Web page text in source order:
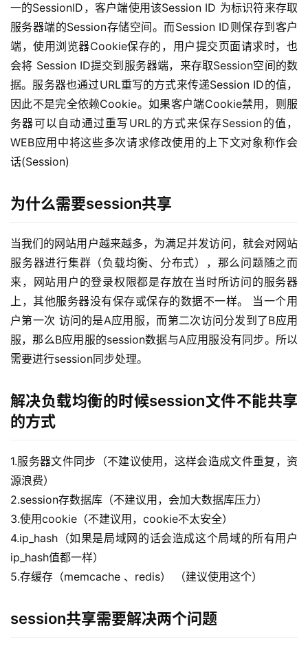
一的SessionID，客户端使用该Session ID 为标识符来存取
服务器端的Session存储空间。而Session ID则保存到客户
端，使用浏览器Cookie保存的，用户提交页面请求时，也
会将 Session ID提交到服务器端，来存取Session空间的数
据。服务器也通过URL重写的方式来传递Session ID的值，
因此不是完全依赖Cookie。如果客户端Cookie禁用，则服
务器可以自动通过重写URL的方式来保存Session的值，
WEB应用中将这些多次请求修改使用的上下文对象称作会
话(Session)
为什么需要session共享
当我们的网站用户越来越多，为满足并发访问，就会对网站
服务器进行集群（负载均衡、分布式），那么问题随之而
来，网站用户的登录权限都是存放在当时所访问的服务器
上，其他服务器没有保存或保存的数据不一样。 当一个用
户第一次 访问的是A应用服，而第二次访问分发到了B应用
服，那么B应用服的session数据与A应用服没有同步。所以
需要进行session同步处理。
解决负载均衡的时候session文件不能共享
的方式
1.服务器文件同步（不建议使用，这样会造成文件重复，资
源浪费）
2.session存数据库（不建议用，会加大数据库压力）
3.使用cookie（不建议用，cookie不太安全）
4.ip_hash（如果是局域网的话会造成这个局域的所有用户
ip_hash值都一样）
5.存缓存（memcache 、redis） （建议使用这个）
session共享需要解决两个问题